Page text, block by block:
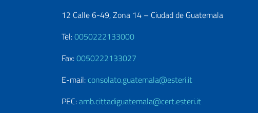
12 Calle 6-49, Zona 14 – Ciudad de Guatemala
Tel:0050222133000
Fax:0050222133027
E-mail: consolato.guatemala@esteri.it
PEC:amb.cittadiguatemala@cert.esteri.it